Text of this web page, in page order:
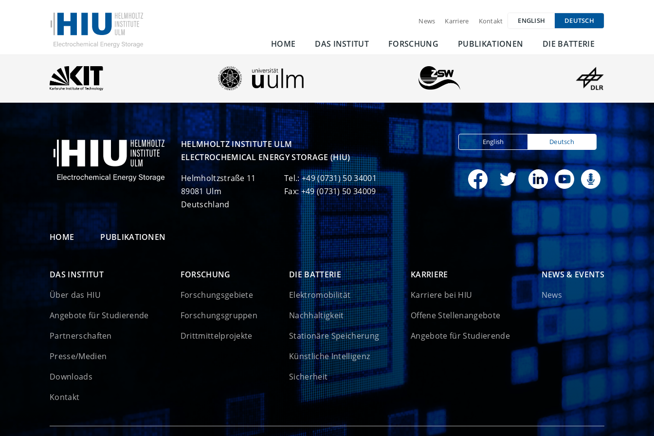
News Karriere Kontakt ENGLISH DEUTSCH
HOME DAS INSTITUT FORSCHUNG PUBLIKATIONEN DIE BATTERIE
HELMHOLTZ INSTITUTE ULM
ELECTROCHEMICAL ENERGY STORAGE (HIU)
Helmholtzstraße 11
89081 Ulm
Deutschland
Tel.: +49 (0731) 50 34001
Fax: +49 (0731) 50 34009
English Deutsch
HOME PUBLIKATIONEN
DAS INSTITUT
Über das HIU
Angebote für Studierende
Partnerschaften
Presse/Medien
Downloads
Kontakt
FORSCHUNG
Forschungsgebiete
Forschungsgruppen
Drittmittelprojekte
DIE BATTERIE
Elektromobilität
Nachhaltigkeit
Stationäre Speicherung
Künstliche Intelligenz
Sicherheit
KARRIERE
Karriere bei HIU
Offene Stellenangebote
Angebote für Studierende
NEWS & EVENTS
News